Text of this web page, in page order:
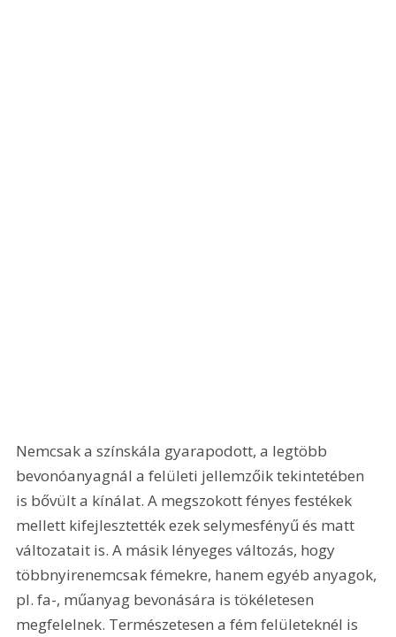
Nemcsak a színskála gyarapodott, a legtöbb
bevonóanyagnál a felületi jellemzőik tekintetében
is bővült a kínálat. A megszokott fényes festékek
mellett kifejlesztették ezek selymesfényű és matt
változatait is. A másik lényeges változás, hogy
többnyirenemcsak fémekre, hanem egyéb anyagok,
pl. fa-, műanyag bevonására is tökéletesen
megfelelnek. Természetesen a fém felületeknél is